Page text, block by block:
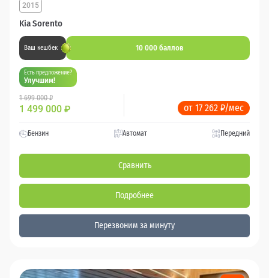
Kia Sorento
2015
Ваш кешбек 10 000 баллов
Есть предложение?
Улучшим!
1 699 000 ₽
1 499 000 ₽ от 17 262 ₽/мес
Бензин Автомат Передний
Сравнить
Подробнее
Перезвоним за минуту